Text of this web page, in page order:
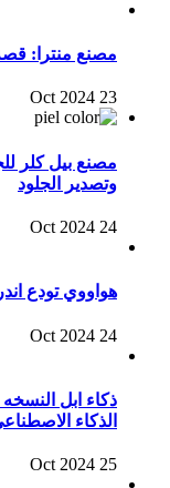
مصنع منترا:
23 Oct 2024
مصنع بيل كلر
وتصدير الجلود
24 Oct 2024
هواووي تودع
24 Oct 2024
ذكاء ابل النسخه
الذكاء
25 Oct 2024